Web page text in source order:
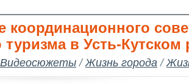
координационного
в Усть-Кутском
Видеосюжеты/Жизнь города /